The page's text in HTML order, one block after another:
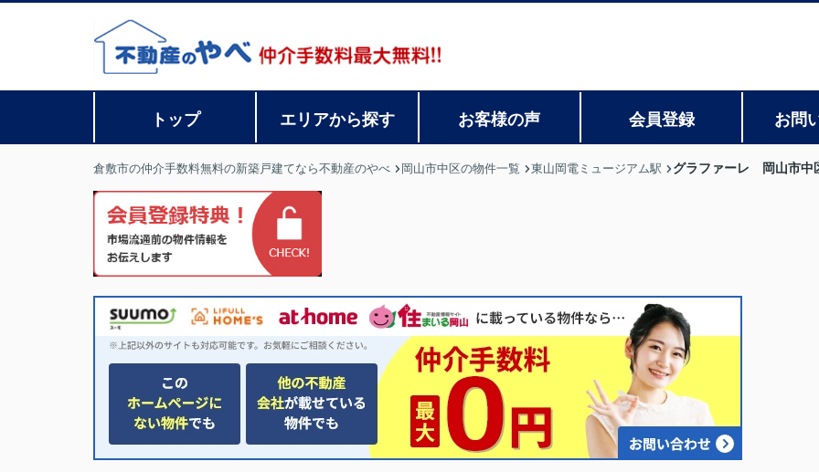
トップ エリアから探す お客様の声 会員登録 お問
倉敷市の仲介手数料無料の新築戸建てなら不動産のやべ 岡山市中区の物件一覧 東山岡電ミュージアム駅 グラファーレ 岡山市中